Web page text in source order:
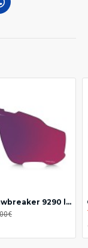
Oakley Jawbreaker 9290 lente prizm road